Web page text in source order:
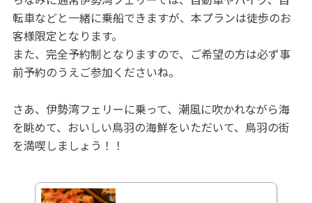
転車などと一緒に乗船できますが、本プランは徒歩のお
客様限定となります。
また、完全予約制となりますので、ご希望の方は必ず事
前予約のうえご参加くださいね。
さあ、伊勢湾フェリーに乗って、潮風に吹かれながら海
を眺めて、おいしい鳥羽の海鮮をいただいて、鳥羽の街
を満喫しましょう！！